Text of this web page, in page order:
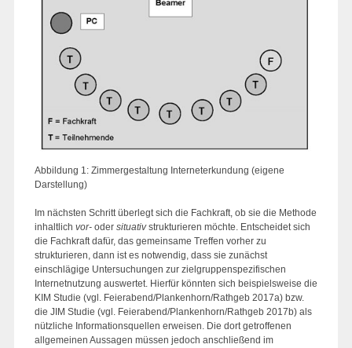
Abbildung 1: Zimmergestaltung Interneterkundung (eigene
Darstellung)
Im nächsten Schritt überlegt sich die Fachkraft, ob sie die Methode
inhaltlich vor- oder situativstrukturieren möchte. Entscheidet sich
die Fachkraft dafür, das gemeinsame Treffen vorher zu
strukturieren, dann ist es notwendig, dass sie zunächst
einschlägige Untersuchungen zur zielgruppenspezifischen
Internetnutzung auswertet. Hierfür könnten sich beispielsweise die
KIM Studie (vgl. Feierabend/Plankenhorn/Rathgeb 2017a) bzw.
die JIM Studie (vgl. Feierabend/Plankenhorn/Rathgeb 2017b) als
nützliche Informationsquellen erweisen. Die dort getroffenen
allgemeinen Aussagen müssen jedoch anschließend im